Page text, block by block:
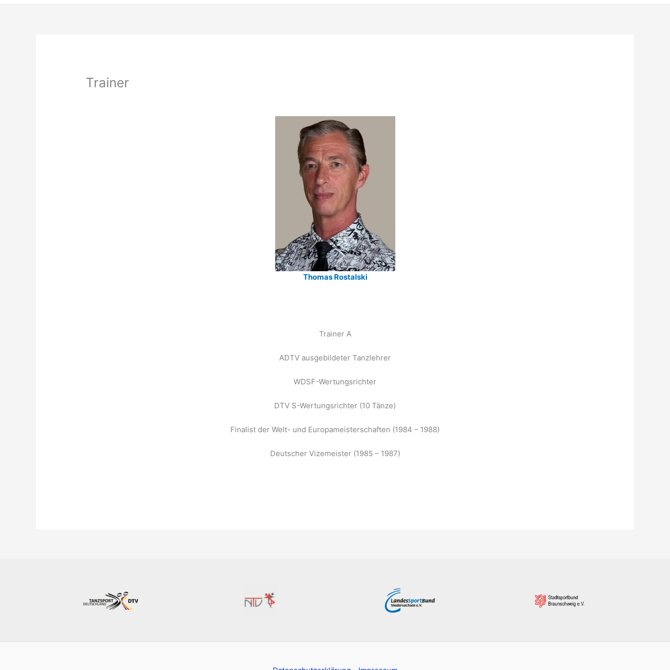
Trainer
Thomas Rostalski
Trainer A
ADTV ausgebildeter Tanzlehrer
WDSF-Wertungsrichter
DTV S-Wertungsrichter (10 Tänze)
Finalist der Welt- und Europameisterschaften (1984 – 1988)
Deutscher Vizemeister (1985 – 1987)